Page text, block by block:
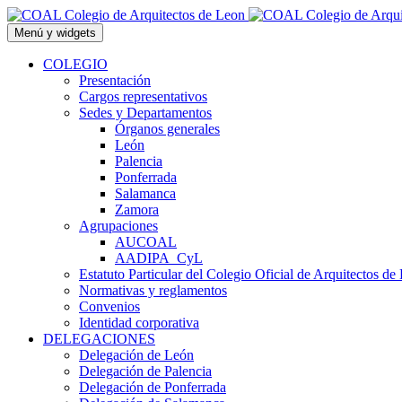
Saltar
al
contenido
Menú y widgets
COLEGIO
Presentación
Cargos representativos
Sedes y Departamentos
Órganos generales
León
Palencia
Ponferrada
Salamanca
Zamora
Agrupaciones
AUCOAL
AADIPA_CyL
Estatuto Particular del Colegio Oficial de Arquitectos de
Normativas y reglamentos
Convenios
Identidad corporativa
DELEGACIONES
Delegación de León
Delegación de Palencia
Delegación de Ponferrada